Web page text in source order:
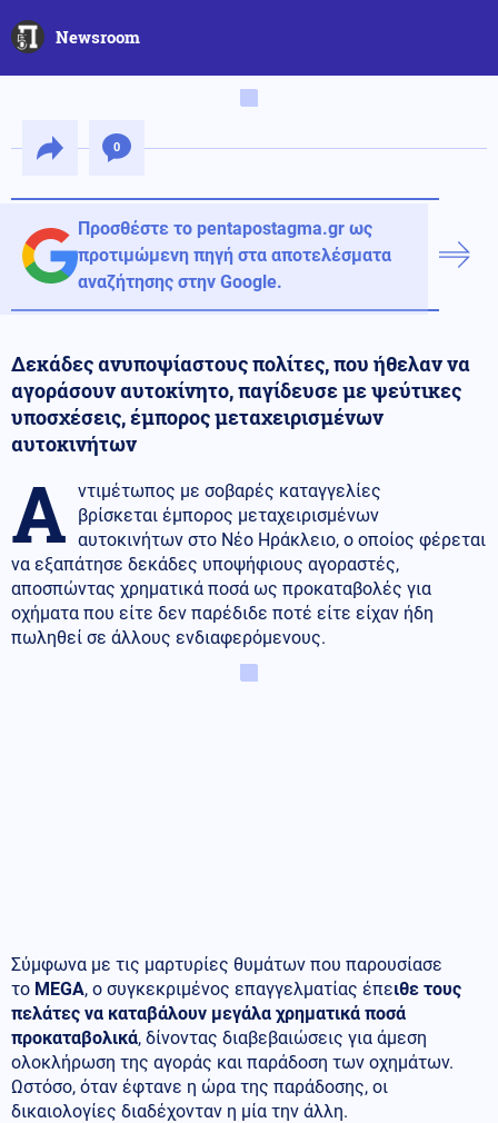
Newsroom
0
Προσθέστε το pentapostagma.gr ως
προτιμώμενη πηγή στα αποτελέσματα
αναζήτησης στην Google.
Δεκάδες ανυποψίαστους πολίτες, που ήθελαν να
αγοράσουν αυτοκίνητο, παγίδευσε με ψεύτικες
υποσχέσεις, έμπορος μεταχειρισμένων
αυτοκινήτων
Α ντιμέτωπος με σοβαρές καταγγελίες
βρίσκεται έμπορος μεταχειρισμένων
αυτοκινήτων στο Νέο Ηράκλειο, ο οποίος φέρεται
να εξαπάτησε δεκάδες υποψήφιους αγοραστές,
αποσπώντας χρηματικά ποσά ως προκαταβολές για
οχήματα που είτε δεν παρέδιδε ποτέ είτε είχαν ήδη
πωληθεί σε άλλους ενδιαφερόμενους.
Σύμφωνα με τις μαρτυρίες θυμάτων που παρουσίασε
το MEGA, ο συγκεκριμένος επαγγελματίας έπειθε τους
πελάτες να καταβάλουν μεγάλα χρηματικά ποσά
προκαταβολικά, δίνοντας διαβεβαιώσεις για άμεση
ολοκλήρωση της αγοράς και παράδοση των οχημάτων.
Ωστόσο, όταν έφτανε η ώρα της παράδοσης, οι
δικαιολογίες διαδέχονταν η μία την άλλη.